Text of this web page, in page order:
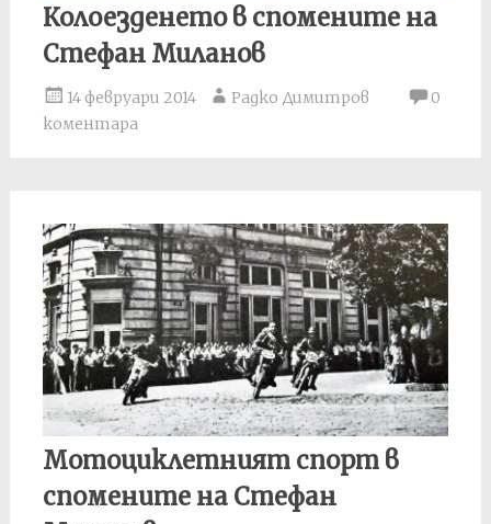
Колоезденето в спомените на
Стефан Миланов
14 февруари 2014 Радко Димитров
0
коментара
Мотоциклетният спорт в
спомените на Стефан